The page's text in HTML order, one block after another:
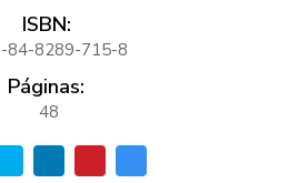
ISBN:
84-8289-715-8
Páginas:
48